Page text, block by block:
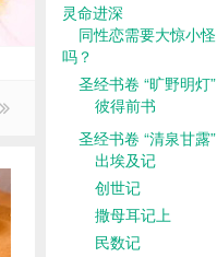
灵命进深
同性恋需要大惊小怪
吗？
圣经书卷 “旷野明灯”
彼得前书
圣经书卷 “清泉甘露”
出埃及记
创世记
撒母耳记上
民数记